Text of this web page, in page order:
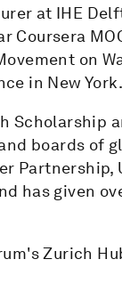
at IHE
on
in New York.
Scholarship
boards of
Partnership,
has given
Zurich